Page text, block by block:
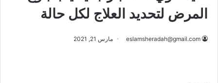
المرض لتحديد العلاج لكل حالة
eslamsheradah@gmail.com مارس 21, 2021